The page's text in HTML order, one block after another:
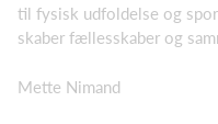
til fysisk udfoldelse og
skaber fællesskaber og
Mette Nimand